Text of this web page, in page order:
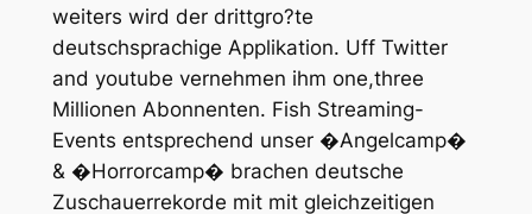
weiters wird der drittgro?te
deutschsprachige Applikation. Uff Twitter
and youtube vernehmen ihm one,three
Millionen Abonnenten. Fish Streaming-
Events entsprechend unser �Angelcamp�
& �Horrorcamp� brachen deutsche
Zuschauerrekorde mit mit gleichzeitigen